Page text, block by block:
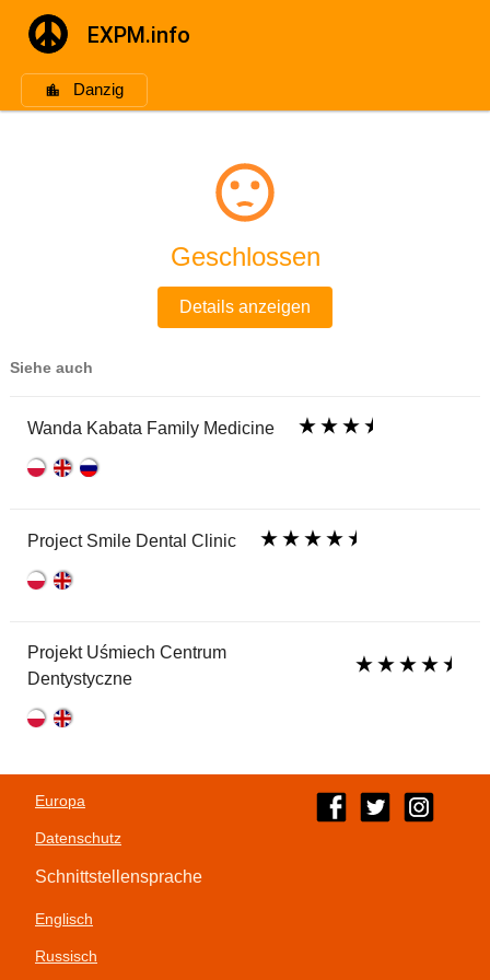
EXPM.info
Danzig
Dental House
Geschlossen
Details anzeigen
Siehe auch
Wanda Kabata Family Medicine
Project Smile Dental Clinic
Projekt Uśmiech Centrum
Dentystyczne
Europa
Datenschutz
Schnittstellensprache
Englisch
Russisch